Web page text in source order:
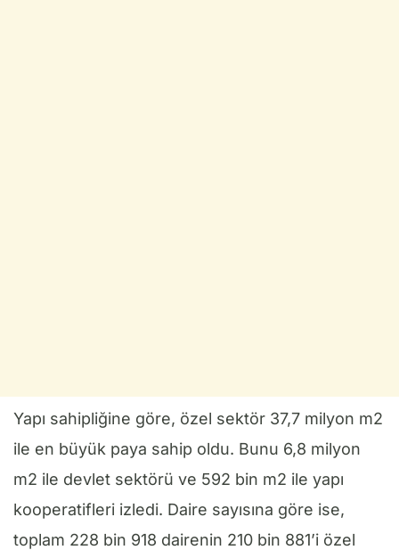
Yapı sahipliğine göre, özel sektör 37,7 milyon m2
ile en büyük paya sahip oldu. Bunu 6,8 milyon
m2 ile devlet sektörü ve 592 bin m2 ile yapı
kooperatifleri izledi. Daire sayısına göre ise,
toplam 228 bin 918 dairenin 210 bin 881’i özel